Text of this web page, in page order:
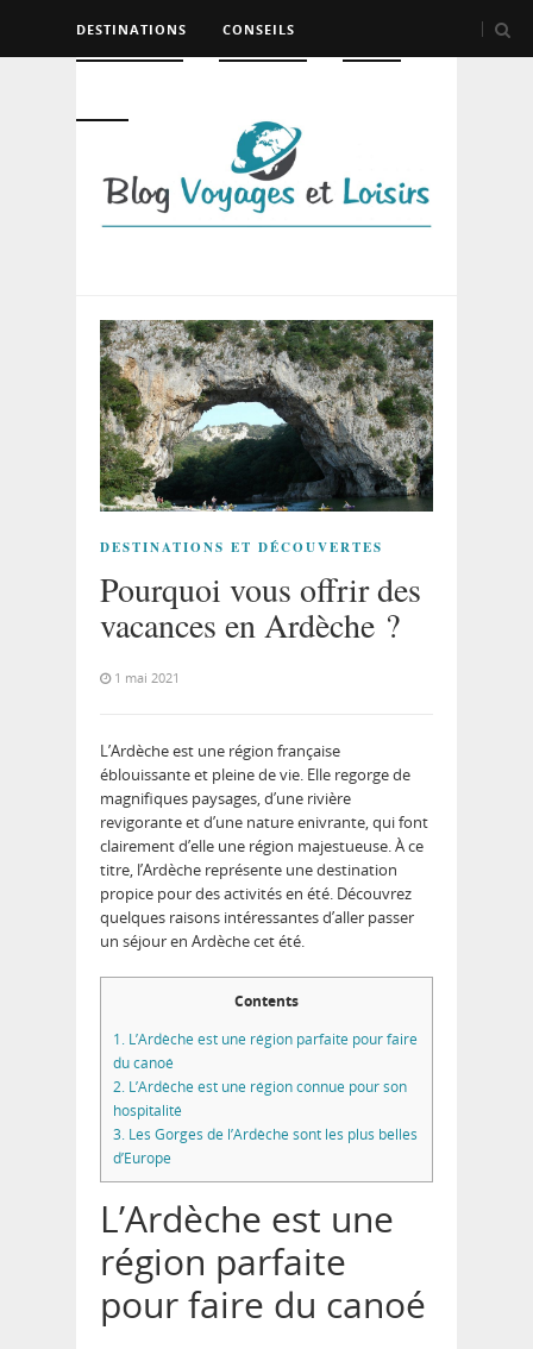
DESTINATIONS CONSEILS
DESTINATIONS ET DÉCOUVERTES
Pourquoi vous offrir des
vacances en Ardèche ?
1 mai 2021
L’Ardèche est une région française
éblouissante et pleine de vie. Elle regorge de
magnifiques paysages, d’une rivière
revigorante et d’une nature enivrante, qui font
clairement d’elle une région majestueuse. À ce
titre, l’Ardèche représente une destination
propice pour des activités en été. Découvrez
quelques raisons intéressantes d’aller passer
un séjour en Ardèche cet été.
Contents
1. L’Ardèche est une région parfaite pour faire
du canoé
2. L’Ardèche est une région connue pour son
hospitalité
3. Les Gorges de l’Ardèche sont les plus belles
d’Europe
L’Ardèche est une
région parfaite
pour faire du canoé